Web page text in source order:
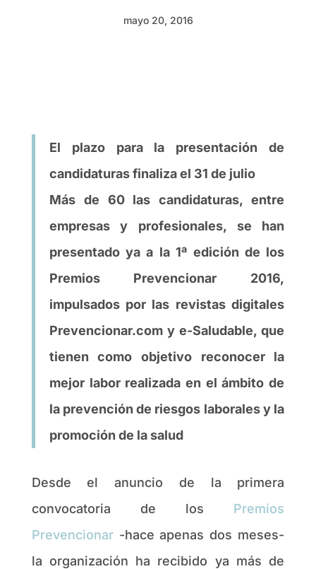
mayo 20, 2016
El plazo para la presentación de
candidaturas finaliza el 31 de julio
Más de 60 las candidaturas, entre
empresas y profesionales, se han
presentado ya a la 1ª edición de los
Premios Prevencionar 2016,
impulsados por las revistas digitales
Prevencionar.com y e-Saludable, que
tienen como objetivo reconocer la
mejor labor realizada en el ámbito de
la prevención de riesgos laborales y la
promoción de la salud
Desde el anuncio de la primera
convocatoria de los Premios
Prevencionar-hace apenas dos meses-
la organización ha recibido ya más de